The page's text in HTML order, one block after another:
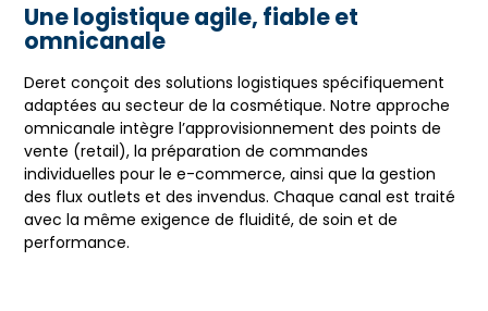
Une logistique agile, fiable et
omnicanale
Deret conçoit des solutions logistiques spécifiquement
adaptées au secteur de la cosmétique. Notre approche
omnicanale intègre l’approvisionnement des points de
vente (retail), la préparation de commandes
individuelles pour le e-commerce, ainsi que la gestion
des flux outlets et des invendus. Chaque canal est traité
avec la même exigence de fluidité, de soin et de
performance.